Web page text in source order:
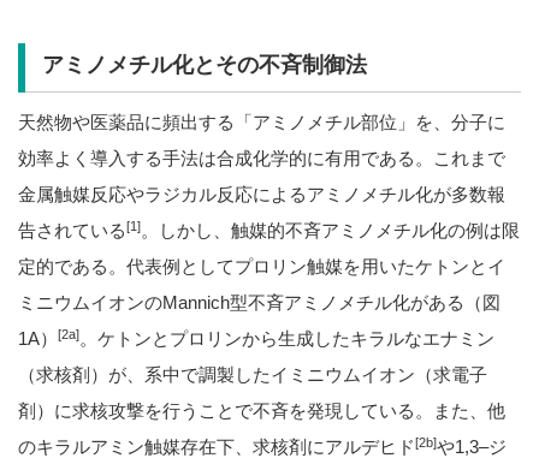
アミノメチル化とその不斉制御法
天然物や医薬品に頻出する「アミノメチル部位」を、分子に
効率よく導入する手法は合成化学的に有用である。これまで
金属触媒反応やラジカル反応によるアミノメチル化が多数報
告されている[1]。しかし、触媒的不斉アミノメチル化の例は限
定的である。代表例としてプロリン触媒を用いたケトンとイ
ミニウムイオンのMannich型不斉アミノメチル化がある（図
1A） [2a]。ケトンとプロリンから生成したキラルなエナミン
（求核剤）が、系中で調製したイミニウムイオン（求電子
剤）に求核攻撃を行うことで不斉を発現している。また、他
のキラルアミン触媒存在下、求核剤にアルデヒド[2b]や1,3–ジ